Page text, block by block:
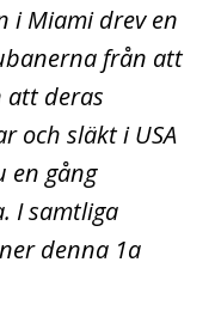
i Miami drev en
från att
att deras
och släkt i USA
en gång
I samtliga
denna 1a